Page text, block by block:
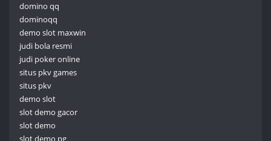
domino qq
dominoqq
demo slot maxwin
judi bola resmi
judi poker online
situs pkv games
situs pkv
demo slot
slot demo gacor
slot demo
slot demo pg